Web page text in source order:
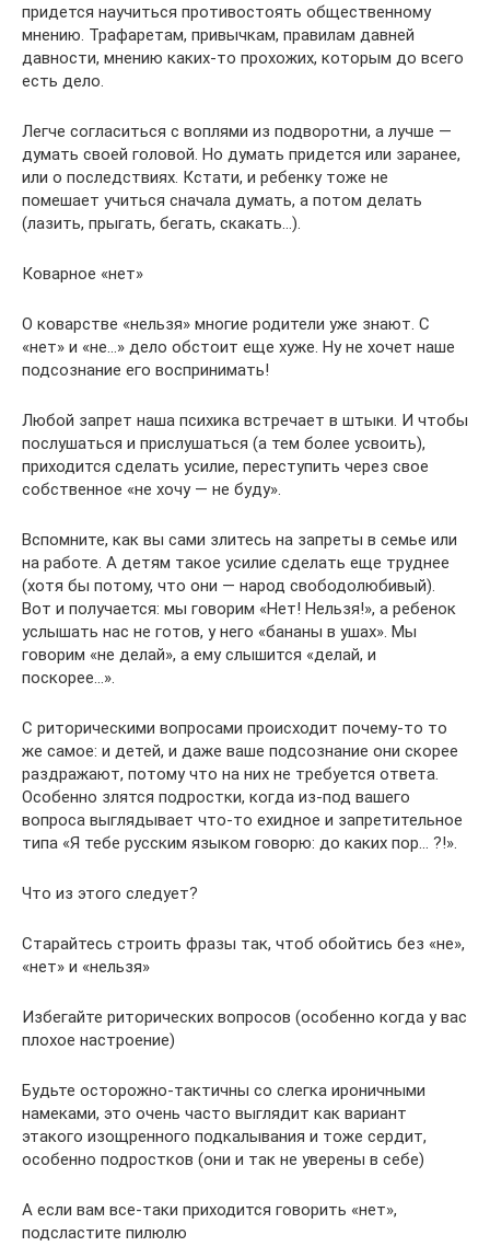
придется научиться противостоять общественному
мнению. Трафаретам, привычкам, правилам давней
давности, мнению каких-то прохожих, которым до всего
есть дело.
Легче согласиться с воплями из подворотни, а лучше —
думать своей головой. Но думать придется или заранее,
или о последствиях. Кстати, и ребенку тоже не
помешает учиться сначала думать, а потом делать
(лазить, прыгать, бегать, скакать…).
Коварное «нет»
О коварстве «нельзя» многие родители уже знают. С
«нет» и «не…» дело обстоит еще хуже. Ну не хочет наше
подсознание его воспринимать!
Любой запрет наша психика встречает в штыки. И чтобы
послушаться и прислушаться (а тем более усвоить),
приходится сделать усилие, переступить через свое
собственное «не хочу — не буду».
Вспомните, как вы сами злитесь на запреты в семье или
на работе. А детям такое усилие сделать еще труднее
(хотя бы потому, что они — народ свободолюбивый).
Вот и получается: мы говорим «Нет! Нельзя!», а ребенок
услышать нас не готов, у него «бананы в ушах». Мы
говорим «не делай», а ему слышится «делай, и
поскорее…».
С риторическими вопросами происходит почему-то то
же самое: и детей, и даже ваше подсознание они скорее
раздражают, потому что на них не требуется ответа.
Особенно злятся подростки, когда из-под вашего
вопроса выглядывает что-то ехидное и запретительное
типа «Я тебе русским языком говорю: до каких пор… ?!».
Что из этого следует?
Старайтесь строить фразы так, чтоб обойтись без «не»,
«нет» и «нельзя»
Избегайте риторических вопросов (особенно когда у вас
плохое настроение)
Будьте осторожно-тактичны со слегка ироничными
намеками, это очень часто выглядит как вариант
этакого изощренного подкалывания и тоже сердит,
особенно подростков (они и так не уверены в себе)
А если вам все-таки приходится говорить «нет»,
подсластите пилюлю